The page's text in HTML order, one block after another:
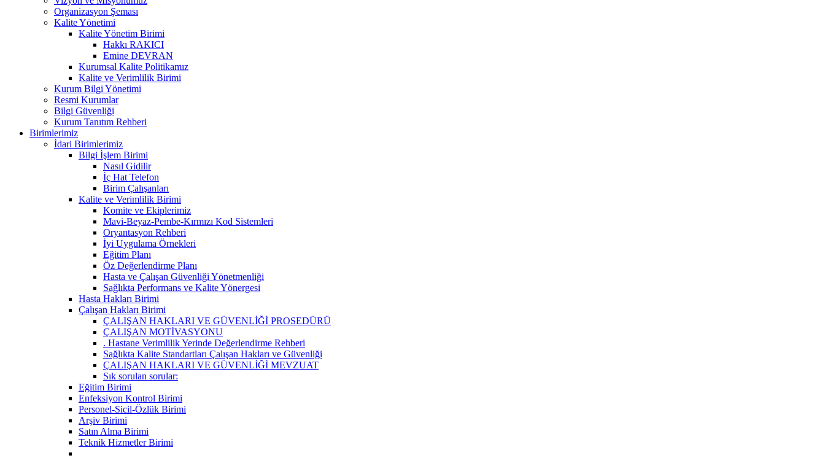
Organizasyon Şeması
Kalite Yönetimi
Kalite Yönetim Birimi
Hakkı RAKICI
Emine DEVRAN
Kurumsal Kalite Politikamız
Kalite ve Verimlilik Birimi
Kurum Bilgi Yönetimi
Resmi Kurumlar
Bilgi Güvenliği
Kurum Tanıtım Rehberi
Birimlerimiz
İdari Birimlerimiz
Bilgi İşlem Birimi
Nasıl Gidilir
İç Hat Telefon
Birim Çalışanları
Kalite ve Verimlilik Birimi
Komite ve Ekiplerimiz
Mavi-Beyaz-Pembe-Kırmızı Kod Sistemleri
Oryantasyon Rehberi
İyi Uygulama Örnekleri
Eğitim Planı
Öz Değerlendirme Planı
Hasta ve Çalışan Güvenliği Yönetmenliği
Sağlıkta Performans ve Kalite Yönergesi
Hasta Hakları Birimi
Çalışan Hakları Birimi
ÇALIŞAN HAKLARI VE GÜVENLİĞİ PROSEDÜRÜ
ÇALIŞAN MOTİVASYONU
. Hastane Verimlilik Yerinde Değerlendirme Rehberi
Sağlıkta Kalite Standartları Çalışan Hakları ve Güvenliği
ÇALIŞAN HAKLARI VE GÜVENLİĞİ MEVZUAT
Sık sorulan sorular:
Eğitim Birimi
Enfeksiyon Kontrol Birimi
Personel-Sicil-Özlük Birimi
Arşiv Birimi
Satın Alma Birimi
Teknik Hizmetler Birimi